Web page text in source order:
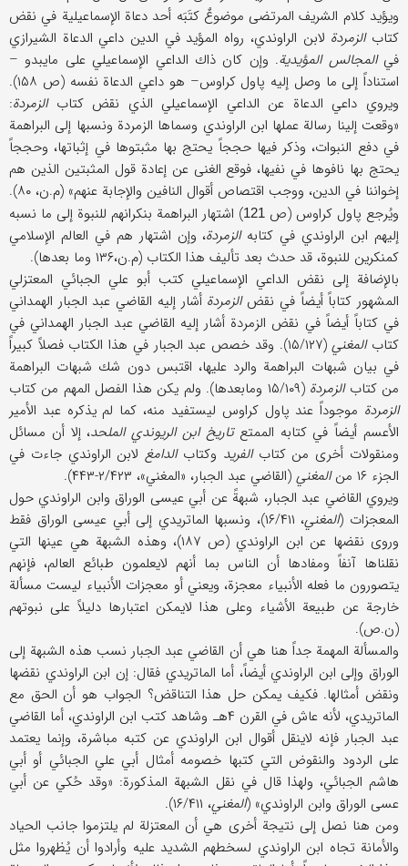
ویؤید كلام الشریف المرتضی موضوعٌ كتَبَه أحد دعاة الإسماعیلیة في نقض
كتابالزمردة لابن الراوندي، رواه المؤید في‌ الدین داعي الدعاة الشیرازي
فيالمجالس المؤیدیة. وإن كان ذاك الداعي الإسماعیلي علی مایبدو –
استناداً إلی ما وصل إلیه پاول كراوس– هو داعي الدعاة نفسه (ص ۱۵۸).
ویروي داعي الدعاة عن الداعي الإسماعیلي الذي نقض كتابالزمردة:
«وقعت إلینا رسالة عملها ابن الراوندي وسماها الزمردة ونسبها إلی البراهمة
في دفع النبوات، وذكر فیها حججاً یحتج بها مثبتوها في إثباتها، وحججاً
یحتج بها نافوها في نفیها، فوقع الغنی عن إعادة قول المثبتین الذین هم
إخواننا في الدین، ووجب اقتصاص أقوال النافین والإجابة عنهم» (م.ن، ۸۰).
ویُرجع پاول كراوس (ص 121) اشتهار البراهمة بنكرانهم للنبوة إلی ما نسبه
إلیهم ابن الراوندي في كتابهالزمردة، وإن اشتهار هم في العالم الإسلامي
كمنكرین للنبوة، قد حدث بعد تألیف هذا الكتاب (م.ن،۱۳۶ وما بعدها).
بالإضافة إلی نقض الداعي الإسماعیلي كتب أبو علي الجبائي المعتزلي
المشهور كتاباً أیضاً في نقضالزمردةأشار إلیه القاضي عبد الجبار الهمداني
في كتاباً أیضاً في نقض الزمردة أشار إلیه القاضي عبد الجبار الهمداني في
كتابالمغني
(۱۵/۱۲۷). وقد خصص عبد الجبار في هذا الكتاب فصلاً كبیراً
في بیان شبهات البراهمة والرد علیها، اقتبس دون شك شبهات البراهمة
من كتابالزمردة(۱۵/۱۰۹ ومابعدها). ولم یكن هذا الفصل المهم من كتاب
الزمردة موجوداً عند پاول كراوس لیستفید منه، كما لم یذكره عبد الأمیر
الأعسم أیضاً في كتابه الممتعتاریخ ابن الریوندي الملحد، إلا أن مسائل
ومنقولات أخری من كتابالفرید وكتابالدامغ لابن الراوندي جاءت في
الجزء ۱۶ من
المغني (القاضي عبد الجبار، «المغني»، ۲/۴۲۳-۴۴۳).
ویروي القاضي عبد الجبار، شبهةً عن أبي عیسی الوراق وابن الراوندي حول
المعجزات (المغني
، ۱۶/۴۱۱)، ونسبها الماتریدي إلی أبي عیسی الوراق فقط
وروی نقضها عن ابن الراوندي (ص ۱۸۷)، وهذه الشبهة هي عینها التي
نقلناها آنفاً ومفادها أن الناس بما أنهم لایعلمون طبائع العالم، فإنهم
یتصورون ما فعله الأنبیاء معجزة، ویعني أو معجزات الأنبیاء لیست مسألة
خارجة عن طبیعة الأشیاء وعلی هذا لایمكن اعتبارها دلیلاً علی نبوتهم
(ن.ص).
والمسألة المهمة جداً هنا هي أن القاضي عبد الجبار نسب هذه الشبهة إلی
الوراق وإلی ابن الراوندي أیضاً، أما الماتریدي فقال: إن ابن الراوندي نقضها
ونقض أمثالها. فكیف یمكن حل هذا التناقض؟ الجواب هو أن الحق مع
الماتریدي، لأنه عاش في القرن ۴هـ وشاهد كتب ابن الراوندي، أما القاضي
عبد الجبار فإنه لاینقل أقوال ابن الراوندي عن كتبه مباشرة، وإنما یعتمد
علی الردود والنقوض التي كتبها خصومه أمثال أبي علي الجبائي أو أبي
هاشم الجبائي، ولهذا قال في نقل الشبهة المذكورة: «وقد حُكي عن أبي
عسی الوراق وابن الراوندي» (المغني، ۱۶/۴۱۱).
ومن هنا نصل إلی نتیجة أخری هي أن المعتزلة لم یلتزموا جانب الحیاد
والأمانة تجاه ابن الراوندي لسخطهم الشدید علیه وأرادوا أن یُظهروا مثل